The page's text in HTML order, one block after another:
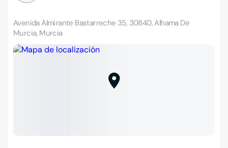
Avenida Almirante Bastarreche 35, 30840, Alhama De
Murcia, Murcia